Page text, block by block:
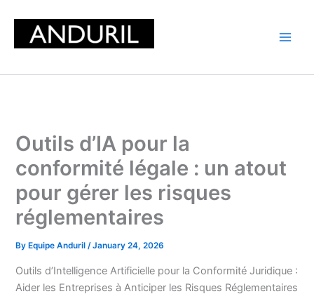
content
Outils d’IA pour la
conformité légale : un atout
pour gérer les risques
réglementaires
By Equipe Anduril/January 24, 2026
Outils d’Intelligence Artificielle pour la Conformité Juridique :
Aider les Entreprises à Anticiper les Risques Réglementaires